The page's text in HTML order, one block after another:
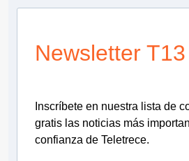
Newsletter T13
Inscríbete en nuestra lista de
gratis las noticias más
confianza de Teletrece.